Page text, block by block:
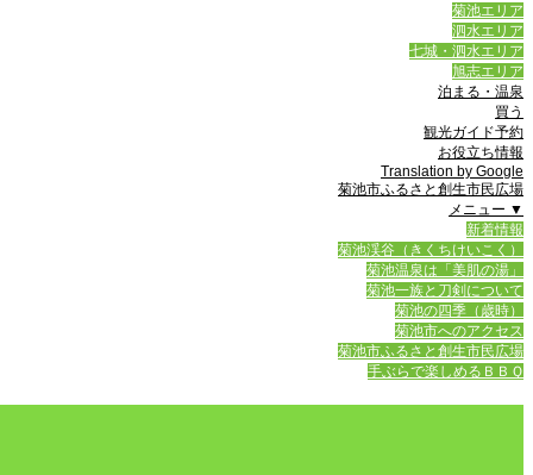
菊池エリア
泗水エリア
七城・泗水エリア
旭志エリア
泊まる・温泉
買う
観光ガイド予約
お役立ち情報
Translation by Google
菊池市ふるさと創生市民広場
メニュー ▼
新着情報
菊池渓谷（きくちけいこく）
菊池温泉は「美肌の湯」
菊池一族と刀剣について
菊池の四季（歳時）
菊池市へのアクセス
菊池市ふるさと創生市民広場
手ぶらで楽しめるＢＢＱ